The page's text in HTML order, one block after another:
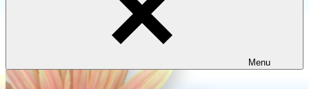
Menu